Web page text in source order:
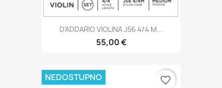
D'ADDARIO VIOLINA J56 4/4 M...
55,00 €
NEDOSTUPNO favorite_border